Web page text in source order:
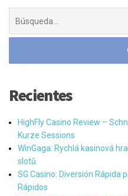
Recientes
HighFly Casino Review –
Kurze Sessions
WinGaga: Rychlá kasinová
slotů
SG Casino: Diversión Rápida
Rápidos